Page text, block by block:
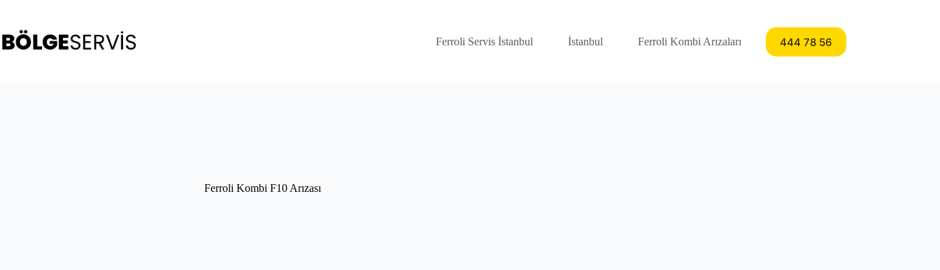
content
Ferroli Servis İstanbul
İstanbul Ferroli Kombi Arızaları 444 78 56
Ferroli Kombi F10 Arızası